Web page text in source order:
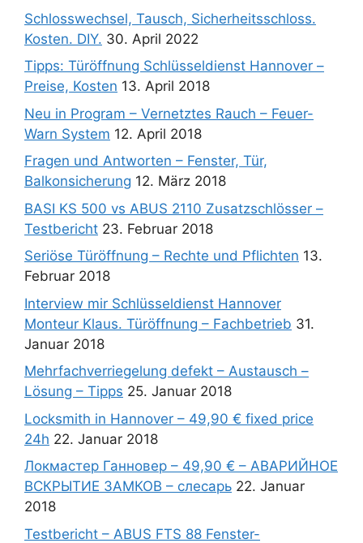
Schlosswechsel, Tausch, Sicherheitsschloss.
Kosten. DIY. 30. April 2022
Tipps: Türöffnung Schlüsseldienst Hannover –
Preise, Kosten 13. April 2018
Neu in Program – Vernetztes Rauch – Feuer-
Warn System 12. April 2018
Fragen und Antworten – Fenster, Tür,
Balkonsicherung 12. März 2018
BASI KS 500 vs ABUS 2110 Zusatzschlösser –
Testbericht 23. Februar 2018
Seriöse Türöffnung – Rechte und Pflichten 13.
Februar 2018
Interview mir Schlüsseldienst Hannover
Monteur Klaus. Türöffnung – Fachbetrieb 31.
Januar 2018
Mehrfachverriegelung defekt – Austausch –
Lösung – Tipps 25. Januar 2018
Locksmith in Hannover – 49,90 € fixed price
24h 22. Januar 2018
Локмастер Ганновер – 49,90 € – АВАРИЙНОЕ
ВСКРЫТИЕ ЗАМКОВ – слесарь 22. Januar
2018
Testbericht – ABUS FTS 88 Fenster-